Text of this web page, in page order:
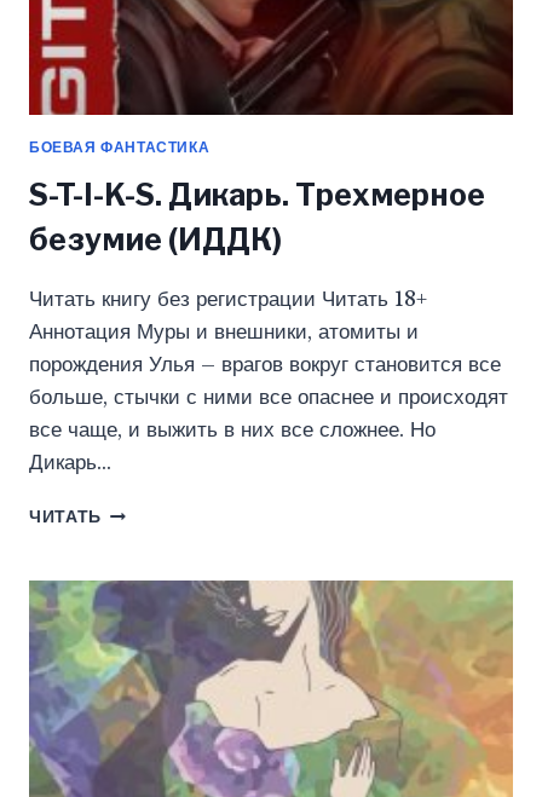
БОЕВАЯ ФАНТАСТИКА
S-T-I-K-S. Дикарь. Трехмерное
безумие (ИДДК)
Читать книгу без регистрации Читать 18+
Аннотация Муры и внешники, атомиты и
порождения Улья – врагов вокруг становится все
больше, стычки с ними все опаснее и происходят
все чаще, и выжить в них все сложнее. Но
Дикарь…
ЧИТАТЬ S-
K-
S.
ДИКАРЬ.
ТРЕХМЕРНОЕ
БЕЗУМИЕ
(ИДДК)